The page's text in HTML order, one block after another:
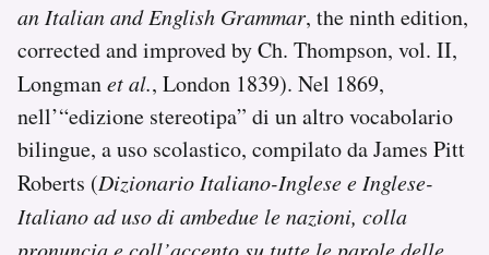
Notifiche mobile
Regala il Post
Hai bisogno di aiuto?
Esci
an Italian and English Grammar, the ninth edition,
corrected and improved by Ch. Thompson, vol. II,
Longmanet al., London 1839). Nel 1869,
nell’“edizione stereotipa” di un altro vocabolario
bilingue, a uso scolastico, compilato da James Pitt
Roberts (Dizionario Italiano-Inglese e Inglese-
Italiano ad uso di ambedue le nazioni, colla